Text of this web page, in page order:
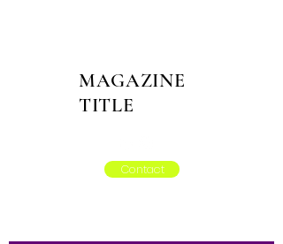
MAGAZINE
TITLE
Contact